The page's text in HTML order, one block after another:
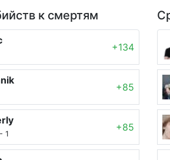
к смертям
+134
+85
1
+85